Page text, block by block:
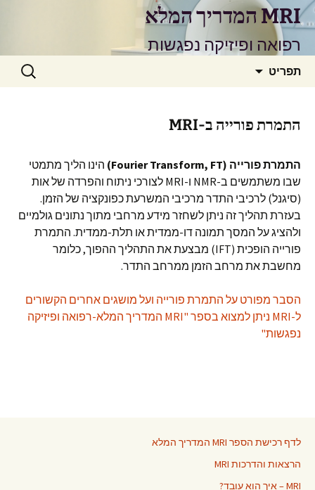
לדלג
לתוכןMRI המדריך המלא
רפואה ופיזיקה נפגשות
תפריט חיפוש:
התמרת פורייה ב-MRI
התמרת פורייה (Fourier Transform, FT
) הינו הליך מתמטי
שבו משתמשים ב-NMR ו-MRI לצורכי ניתוח והפרדה של אות
(סיגנל) לרכיבי התדר מרכיבי המשרעת כפונקציה של הזמן.
בעזרת תהליך זה ניתן לשחזר מידע מרחבי מתוך נתונים גולמיים
ולהציג על המסך תמונה דו-ממדית או תלת-ממדית. התמרת
פורייה הופכית (IFT) מבצעת את התהליך ההפוך, כלומר
מחשבת את מרחב הזמן ממרחב התדר.
הסבר מפורט על התמרת פורייה ועל מושגים אחרים הקשורים
ל-MRI ניתן למצוא בספר "MRI המדריך המלא-רפואה ופיזיקה
נפגשות"
לדף רכישת הספר MRI המדריך המלא
הרצאות והדרכות MRI
MRI – איך הוא עובד?